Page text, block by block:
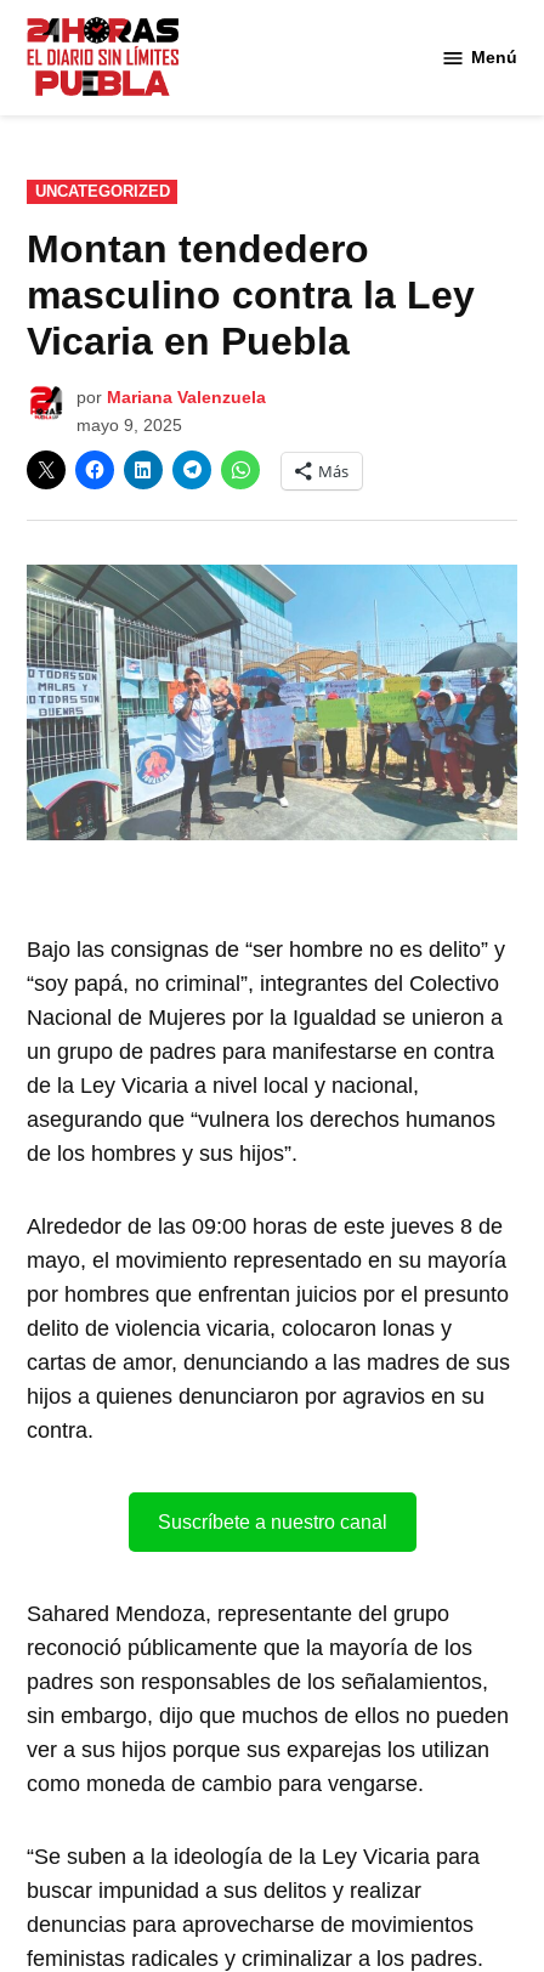
Saltar
contenido
Menú
PUBLICADO
EN
UNCATEGORIZED
Montan tendedero
masculino contra la Ley
Vicaria en Puebla
por Mariana Valenzuela
mayo 9, 2025
Más
Bajo las consignas de “ser hombre no es delito” y
“soy papá, no criminal”, integrantes del Colectivo
Nacional de Mujeres por la Igualdad se unieron a
un grupo de padres para manifestarse en contra
de la Ley Vicaria a nivel local y nacional,
asegurando que “vulnera los derechos humanos
de los hombres y sus hijos”.
Alrededor de las 09:00 horas de este jueves 8 de
mayo, el movimiento representado en su mayoría
por hombres que enfrentan juicios por el presunto
delito de violencia vicaria, colocaron lonas y
cartas de amor, denunciando a las madres de sus
hijos a quienes denunciaron por agravios en su
contra.
Suscríbete a nuestro canal
Sahared Mendoza, representante del grupo
reconoció públicamente que la mayoría de los
padres son responsables de los señalamientos,
sin embargo, dijo que muchos de ellos no pueden
ver a sus hijos porque sus exparejas los utilizan
como moneda de cambio para vengarse.
“Se suben a la ideología de la Ley Vicaria para
buscar impunidad a sus delitos y realizar
denuncias para aprovecharse de movimientos
feministas radicales y criminalizar a los padres.